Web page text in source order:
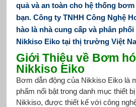
quả và an toàn cho hệ thống
bạn.Công ty TNHH Công Nghệ
hào là nhà cung cấp và phân
Nikkiso Eiko tại thị trường Việt
Giới Thiệu về Bơm
Nikkiso Eiko
Bơm dẫn động của Nikkiso Eiko là
phẩm nổi bật trong danh mục thiết
Nikkiso, được thiết kế với công